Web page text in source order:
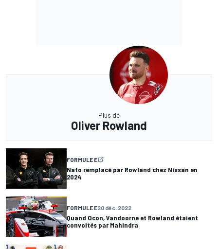
Plus de
Oliver Rowland
FORMULE E
Nato remplacé par Rowland chez Nissan en
2024
FORMULE E20 déc. 2022
Quand Ocon, Vandoorne et Rowland étaient
convoités par Mahindra